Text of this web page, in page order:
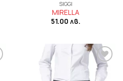
SIGGI
MIRELLA
51.00 лв.
Add to
wishlist